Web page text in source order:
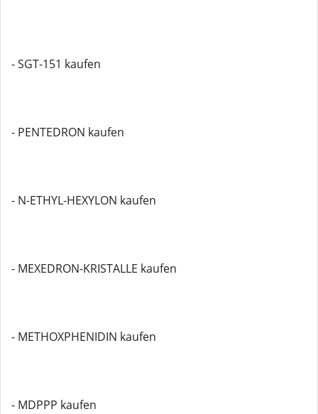
- SGT-151 kaufen
- PENTEDRON kaufen
- N-ETHYL-HEXYLON kaufen
- MEXEDRON-KRISTALLE kaufen
- METHOXPHENIDIN kaufen
- MDPPP kaufen